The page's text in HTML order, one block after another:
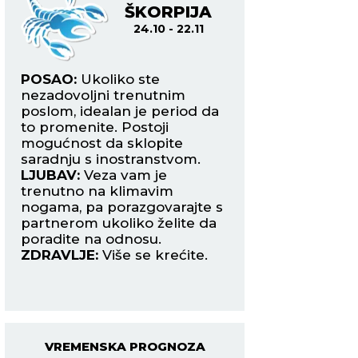
ŠKORPIJA
24.10 - 22.11
POSAO: Ukoliko ste
nezadovoljni trenutnim
poslom, idealan je period da
to promenite. Postoji
mogućnost da sklopite
saradnju s inostranstvom.
LJUBAV: Veza vam je
trenutno na klimavim
nogama, pa porazgovarajte s
partnerom ukoliko želite da
poradite na odnosu.
ZDRAVLJE: Više se krećite.
VREMENSKA PROGNOZA